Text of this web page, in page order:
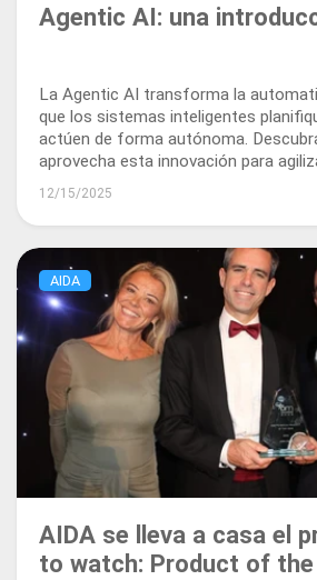
Agentic AI: una
La Agentic AI transforma la
que los sistemas inteligentes
actúen de forma autónoma.
aprovecha esta innovación para
trabajo y potenciar la gestión
generación.
12/15/2025
AIDA
AIDA se lleva a casa el
to watch: Product of the